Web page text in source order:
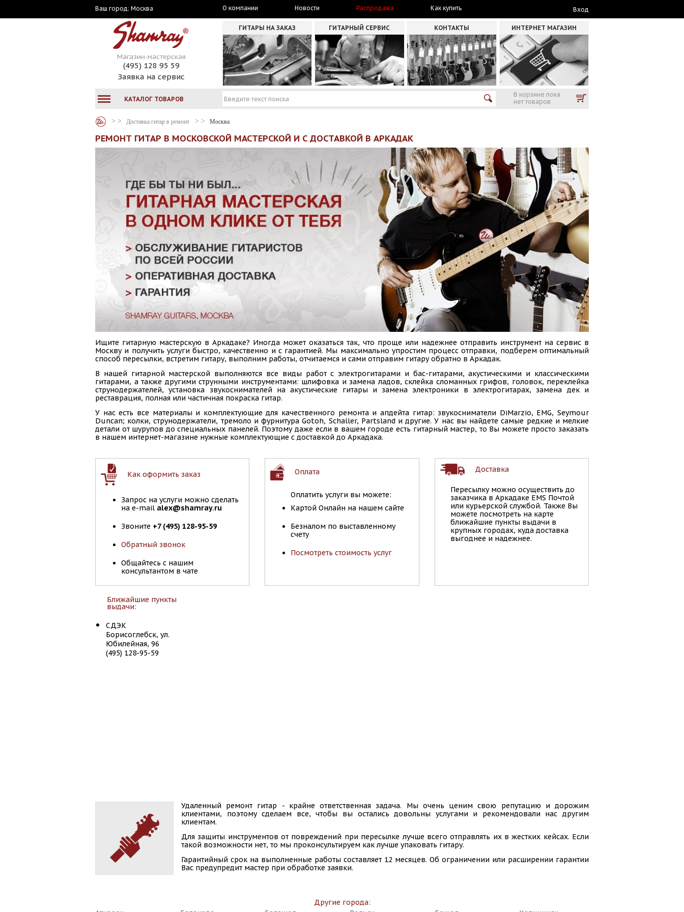
Ваш город: Москва О компании Новости Распродажа Как купить Вход
Магазин-мастерская
(495) 128 95 59
Заявка на сервис
ГИТАРЫ НА ЗАКАЗ ГИТАРНЫЙ СЕРВИС КОНТАКТЫ ИНТЕРНЕТ МАГАЗИН
КАТАЛОГ ТОВАРОВ
В корзине пока
нет товаров
Доставка гитар в ремонт Москва
РЕМОНТ ГИТАР В МОСКОВСКОЙ МАСТЕРСКОЙ И С ДОСТАВКОЙ В АРКАДАК
Ищите гитарную мастерскую в Аркадаке? Иногда может оказаться так, что проще или надежнее отправить инструмент на сервис в
Москву и получить услуги быстро, качественно и с гарантией. Мы максимально упростим процесс отправки, подберем оптимальный
способ пересылки, встретим гитару, выполним работы, отчитаемся и сами отправим гитару обратно в Аркадак.
В нашей гитарной мастерской выполняются все виды работ с электрогитарами и бас-гитарами, акустическими и классическими
гитарами, а также другими струнными инструментами: шлифовка и замена ладов, склейка сломанных грифов, головок, переклейка
струнодержателей, установка звукоснимателей на акустические гитары и замена электроники в электрогитарах, замена дек и
реставрация, полная или частичная покраска гитар.
У нас есть все материалы и комплектующие для качественного ремонта и апдейта гитар: звукосниматели DiMarzio, EMG, Seymour
Duncan; колки, струнодержатели, тремоло и фурнитура Gotoh, Schaller, Partsland и другие. У нас вы найдете самые редкие и мелкие
детали от шурупов до специальных панелей. Поэтому даже если в вашем городе есть гитарный мастер, то Вы можете просто заказать
в нашем интернет-магазине нужные комплектующие с доставкой до Аркадака.
Как оформить заказ
Запрос на услуги можно сделать
на e-mail alex@shamray.ru
Звоните +7 (495) 128-95-59
Обратный звонок
Общайтесь с нашим
консультантом в чате
Оплата
Оплатить услуги вы можете:
Картой Онлайн на нашем сайте
Безналом по выставленному
счету
Посмотреть стоимость услуг
Доставка
Пересылку можно осуществить до
заказчика в Аркадаке EMS Почтой
или курьерской службой. Также Вы
можете посмотреть на карте
ближайшие пункты выдачи в
крупных городах, куда доставка
выгоднее и надежнее.
Ближайшие пункты
выдачи:
СДЭК
Борисоглебск, ул.
Юбилейная, 96
(495) 128-95-59
Удаленный ремонт гитар - крайне ответственная задача. Мы очень ценим свою репутацию и дорожим
клиентами, поэтому сделаем все, чтобы вы остались довольны услугами и рекомендовали нас другим
клиентам.
Для защиты инструментов от повреждений при пересылке лучше всего отправлять их в жестких кейсах. Если
такой возможности нет, то мы проконсультируем как лучше упаковать гитару.
Гарантийный срок на выполненные работы составляет 12 месяцев. Об ограничении или расширении гарантии
Вас предупредит мастер при обработке заявки.
Другие города: